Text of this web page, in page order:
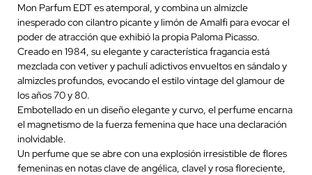
Mon Parfum EDT es atemporal, y combina un almizcle
inesperado con cilantro picante y limón de Amalfi para evocar el
poder de atracción que exhibió la propia Paloma Picasso.
Creado en 1984, su elegante y característica fragancia está
mezclada con vetiver y pachulí adictivos envueltos en sándalo y
almizcles profundos, evocando el estilo vintage del glamour de
los años 70 y 80.
Embotellado en un diseño elegante y curvo, el perfume encarna
el magnetismo de la fuerza femenina que hace una declaración
inolvidable.
Un perfume que se abre con una explosión irresistible de flores
femeninas en notas clave de angélica, clavel y rosa floreciente,